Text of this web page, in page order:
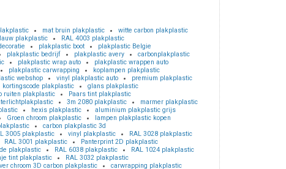
mat bruin plakplastic
witte carbon plakplastic
plakplastic
RAL 4003 plakplastic
plakplastic boot
plakplastic Belgie
plakplastic bedrijf plakplastic avery
carbonplakplastic
plakplastic wrap auto
plakplastic wrappen auto
plakplastic carwrapping
koplampen plakplastic
webshop vinyl plakplastic auto
premium plakplastic
kortingscode plakplastic
glans plakplastic
ruiten plakplastic
Paars tint plakplastic
3m 2080 plakplastic
marmer plakplastic
hexis plakplastic
aluminium plakplastic grijs
Groen chroom plakplastic
lampen plakplastic kopen
carbon plakplastic 3d
3005 plakplastic vinyl plakplastic
RAL 3028 plakplastic
RAL 3001 plakplastic
Panterprint 2D plakplastic
plakplastic RAL 6038 plakplastic
RAL 1024 plakplastic
tint plakplastic
RAL 3032 plakplastic
chroom 3D carbon plakplastic
carwrapping plakplastic